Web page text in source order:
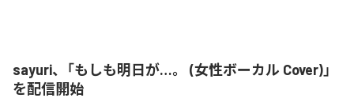
sayuri、「もしも明日が…。 (女性ボーカル Cover)」
を配信開始